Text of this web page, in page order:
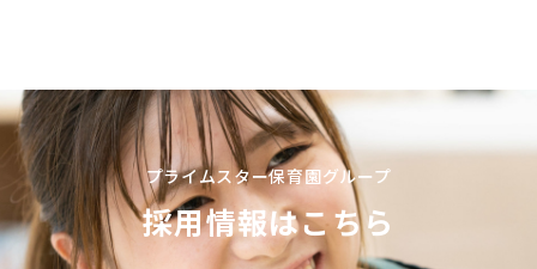
プライムスター保育園グループ
採用情報はこちら